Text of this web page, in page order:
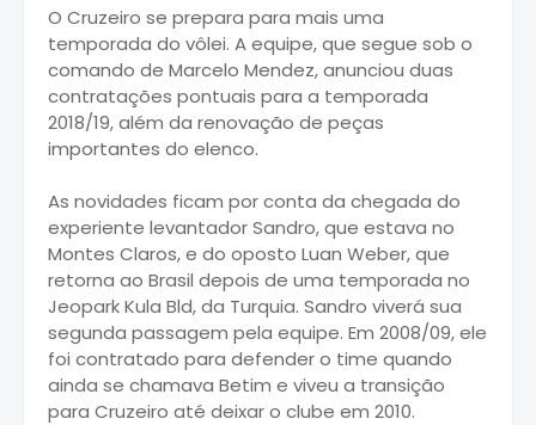
O Cruzeiro se prepara para mais uma
temporada do vôlei. A equipe, que segue sob o
comando de Marcelo Mendez, anunciou duas
contratações pontuais para a temporada
2018/19, além da renovação de peças
importantes do elenco.
As novidades ficam por conta da chegada do
experiente levantador Sandro, que estava no
Montes Claros, e do oposto Luan Weber, que
retorna ao Brasil depois de uma temporada no
Jeopark Kula Bld, da Turquia. Sandro viverá sua
segunda passagem pela equipe. Em 2008/09, ele
foi contratado para defender o time quando
ainda se chamava Betim e viveu a transição
para Cruzeiro até deixar o clube em 2010.